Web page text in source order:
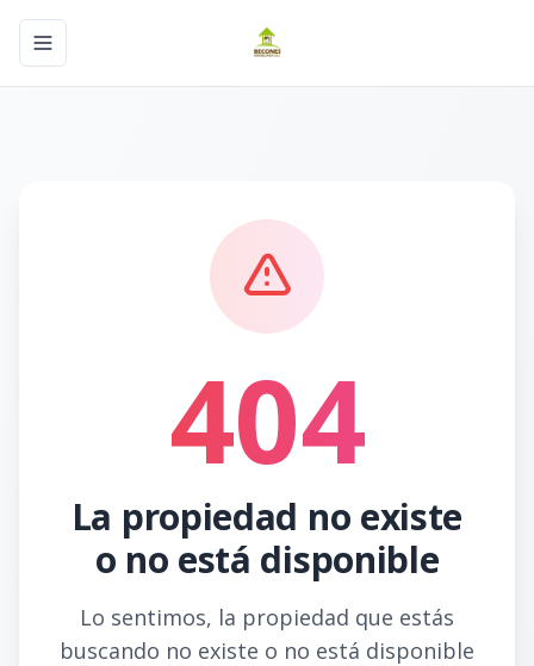
Toggle navigation menu
404
La propiedad no existe
o no está disponible
Lo sentimos, la propiedad que estás
buscando no existe o no está disponible